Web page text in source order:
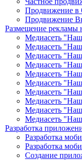
Продвижение в
Продвижение
Размещение рекламы
Медиасеть
Медиасеть
Медиасеть
Медиасеть
Медиасеть
Медиасеть
Медиасеть
Медиасеть
Медиасеть
Медиасеть
Разработка
Разработка
Разработка
Создание